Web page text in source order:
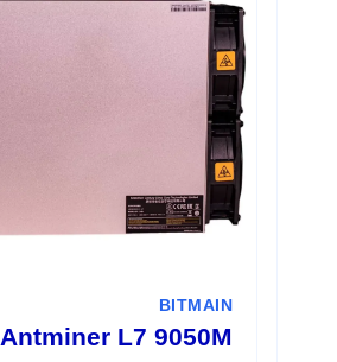
BITMAIN
Antminer L7 9050M